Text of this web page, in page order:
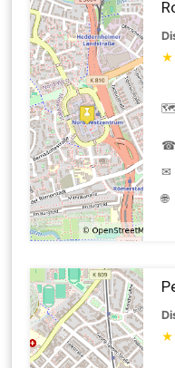
★
☎
✉
🌐
★